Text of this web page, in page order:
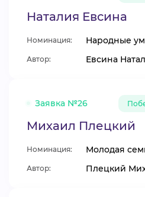
Наталия Евсина
Номинация: Народные
Автор: Евсина
Заявка №26
Михаил Плецкий
Номинация: Молодая
Автор: Плецкий